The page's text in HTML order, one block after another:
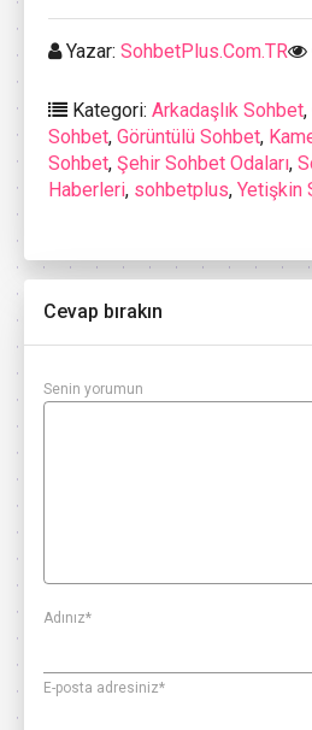
Yazar: SohbetPlus.Com.TR
Kategori: Arkadaşlık Sohbet,
Sohbet, Görüntülü Sohbet,
Sohbet, Şehir Sohbet Odaları,
Haberleri, sohbetplus, Yetişkin
Cevap bırakın
Senin yorumun
Adınız*
E-posta adresiniz*